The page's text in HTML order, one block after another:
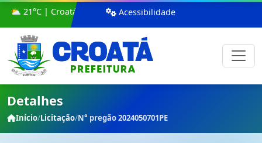
Acessibilidade
⛅ 21°C | Croatá
Detalhes
Início/Licitação/N° pregão 2024050701PE